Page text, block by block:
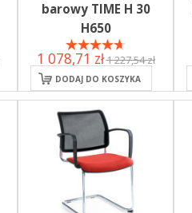
barowy TIME H 30
H650
1 078,71 zł1 227,54 zł
DODAJ DO KOSZYKA